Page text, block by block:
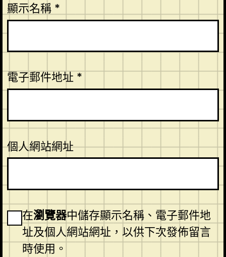
顯示名稱 *
電子郵件地址 *
個人網站網址
在瀏覽器中儲存顯示名稱、電子郵件地
址及個人網站網址，以供下次發佈留言
時使用。